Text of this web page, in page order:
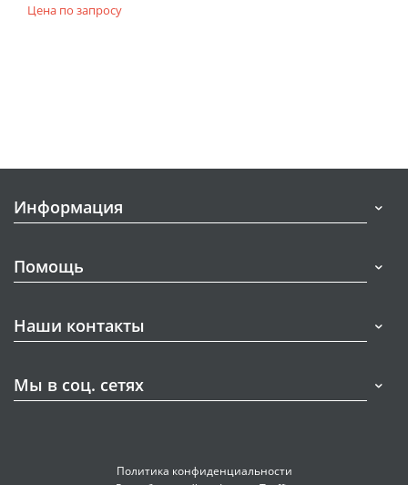
Цена по запросу
Информация
Помощь
Наши контакты
Мы в соц. сетях
Политика конфиденциальности